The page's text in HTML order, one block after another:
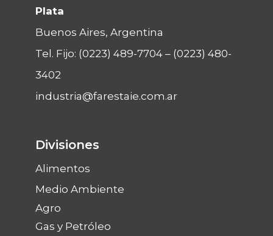
Plata
Buenos Aires, Argentina
Tel. Fijo: (0223) 489-7704– (0223) 480-
3402
industria@farestaie.com.ar
Divisiones
Alimentos
Medio Ambiente
Agro
Gas y Petróleo